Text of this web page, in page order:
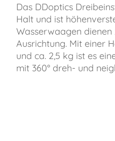
Das DDoptics
Halt und ist
Wasserwaagen
Ausrichtung. Mit einer
und ca. 2,5 kg ist es
mit 360° dreh- und